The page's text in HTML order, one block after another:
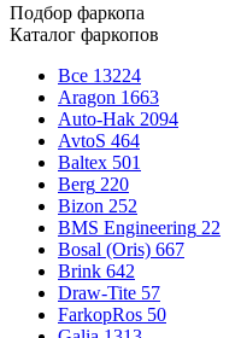
Подбор фаркопа
Каталог фаркопов
Все 13224
Aragon 1663
Auto-Hak 2094
AvtoS 464
Baltex 501
Berg 220
Bizon 252
BMS Engineering 22
Bosal (Oris) 667
Brink 642
Draw-Tite 57
FarkopRos 50